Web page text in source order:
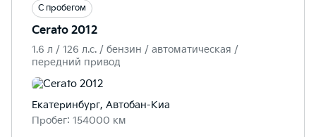
С пробегом
Cerato 2012
1.6 л / 126 л.c. / бензин / автоматическая /
передний привод
Екатеринбург, Автобан-Киа
Пробег: 154000 км